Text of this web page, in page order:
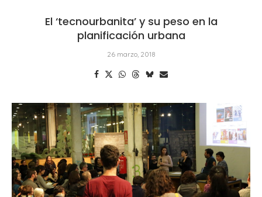
El ‘tecnourbanita’ y su peso en la
planificación urbana
26 marzo, 2018